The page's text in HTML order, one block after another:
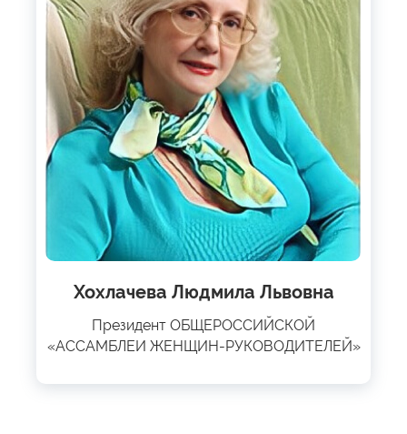
Хохлачева Людмила Львовна
Президент ОБЩЕРОССИЙСКОЙ
«АССАМБЛЕИ ЖЕНЩИН-РУКОВОДИТЕЛЕЙ»